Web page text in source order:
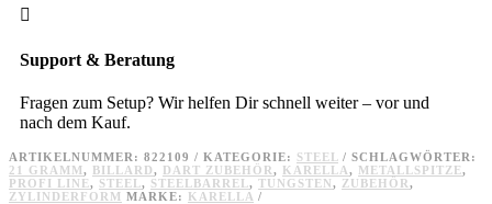

Support & Beratung
Fragen zum Setup? Wir helfen Dir schnell weiter – vor und
nach dem Kauf.
ARTIKELNUMMER: 822109 KATEGORIE: STEEL
SCHLAGWÖRTER:
21 GRAMM, BILLARD, DART ZUBEHÖR, KARELLA, METALLSPITZE,
PROFI LINE, STEEL, STEELBARREL, TUNGSTEN, ZUBEHÖR,
ZYLINDERFORM MARKE: KARELLA